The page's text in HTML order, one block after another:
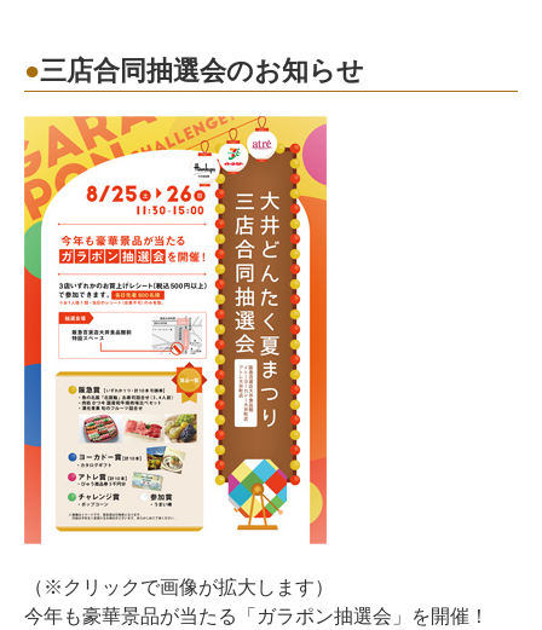
三店合同抽選会のお知らせ
（※クリックで画像が拡大します）
今年も豪華景品が当たる「ガラポン抽選会」を開催！